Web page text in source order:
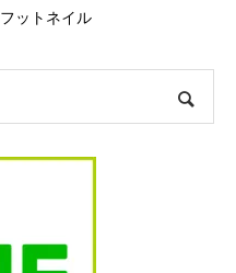
フットネイル